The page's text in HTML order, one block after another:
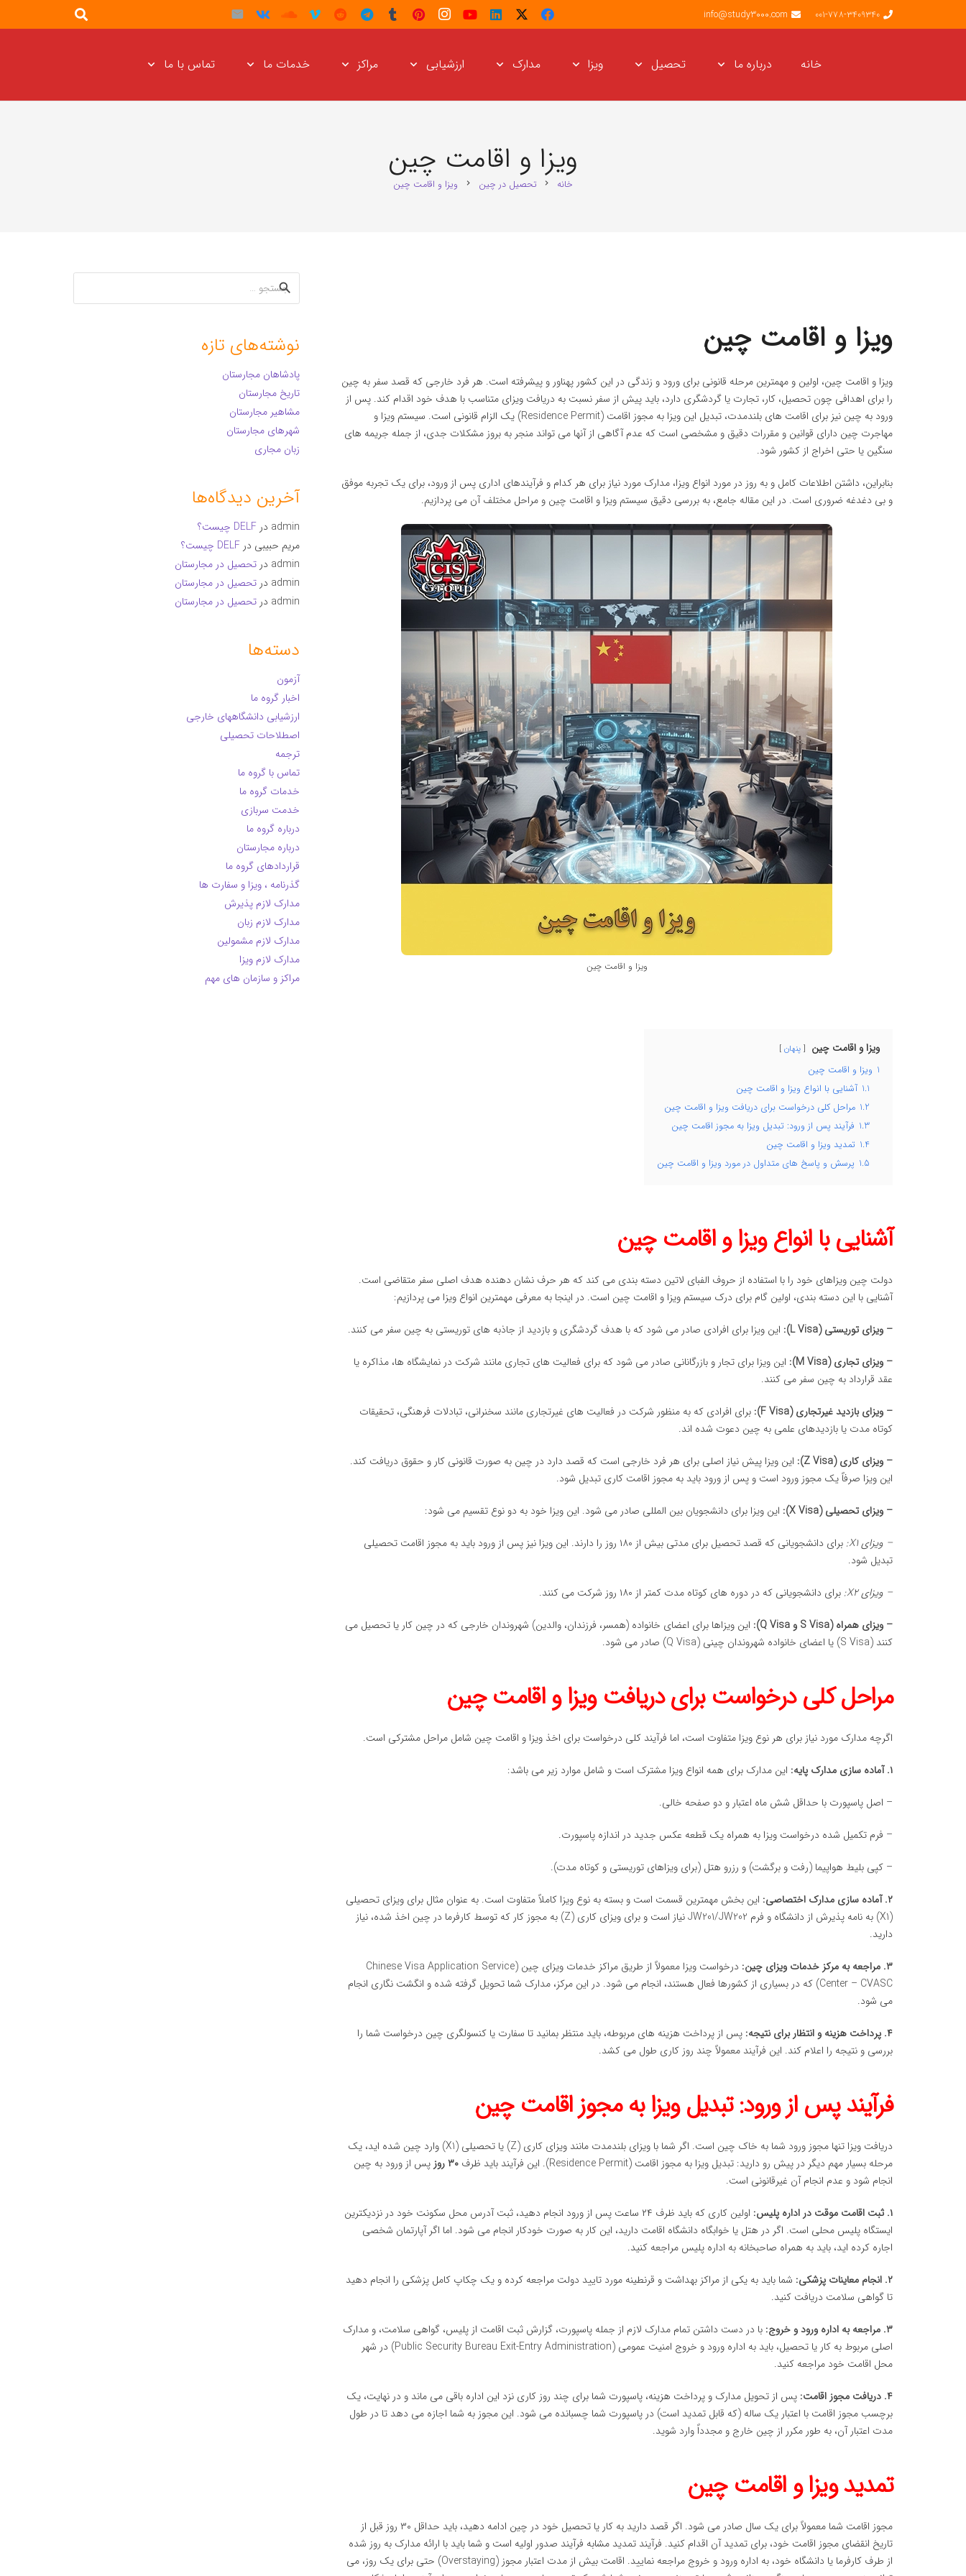
001-778-3409340
info@study3000.com
خانه درباره ما تحصیل ویزا مدارک ارزشیابی مراکز خدمات ما تماس با ما
ویزا و اقامت چین
خانه chevron_right تحصیل در چین chevron_right ویزا و اقامت چین
ویزا و اقامت چین
ویزا و اقامت چین، اولین و مهمترین مرحله قانونی برای ورود و زندگی در این کشور پهناور و پیشرفته است. هر فرد خارجی که قصد سفر به چین
را برای اهدافی چون تحصیل، کار، تجارت یا گردشگری دارد، باید پیش از سفر نسبت به دریافت ویزای متناسب با هدف خود اقدام کند. پس از
ورود به چین نیز برای اقامت های بلندمدت، تبدیل این ویزا به مجوز اقامت (Residence Permit) یک الزام قانونی است. سیستم ویزا و
مهاجرت چین دارای قوانین و مقررات دقیق و مشخصی است که عدم آگاهی از آنها می تواند منجر به بروز مشکلات جدی، از جمله جریمه های
سنگین یا حتی اخراج از کشور شود.
بنابراین، داشتن اطلاعات کامل و به روز در مورد انواع ویزا، مدارک مورد نیاز برای هر کدام و فرآیندهای اداری پس از ورود، برای یک تجربه موفق
و بی دغدغه ضروری است. در این مقاله جامع، به بررسی دقیق سیستم ویزا و اقامت چین و مراحل مختلف آن می پردازیم.
ویزا و اقامت چین
ویزا و اقامت چین پنهان
1 ویزا و اقامت چین
1.1 آشنایی با انواع ویزا و اقامت چین
1.2 مراحل کلی درخواست برای دریافت ویزا و اقامت چین
1.3 فرآیند پس از ورود: تبدیل ویزا به مجوز اقامت چین
1.4 تمدید ویزا و اقامت چین
1.5 پرسش و پاسخ های متداول در مورد ویزا و اقامت چین
آشنایی با انواع ویزا و اقامت چین
دولت چین ویزاهای خود را با استفاده از حروف الفبای لاتین دسته بندی می کند که هر حرف نشان دهنده هدف اصلی سفر متقاضی است.
آشنایی با این دسته بندی، اولین گام برای درک سیستم ویزا و اقامت چین است. در اینجا به معرفی مهمترین انواع ویزا می پردازیم:
– ویزای توریستی (L Visa): این ویزا برای افرادی صادر می شود که با هدف گردشگری و بازدید از جاذبه های توریستی به چین سفر می کنند.
– ویزای تجاری (M Visa):
این ویزا برای تجار و بازرگانانی صادر می شود که برای فعالیت های تجاری مانند شرکت در نمایشگاه ها، مذاکره یا
عقد قرارداد به چین سفر می کنند.
– ویزای بازدید غیرتجاری (F Visa):
برای افرادی که به منظور شرکت در فعالیت های غیرتجاری مانند سخنرانی، تبادلات فرهنگی، تحقیقات
کوتاه مدت یا بازدیدهای علمی به چین دعوت شده اند.
– ویزای کاری (Z Visa):
این ویزا پیش نیاز اصلی برای هر فرد خارجی است که قصد دارد در چین به صورت قانونی کار و حقوق دریافت کند.
این ویزا صرفاً یک مجوز ورود است و پس از ورود باید به مجوز اقامت کاری تبدیل شود.
– ویزای تحصیلی (X Visa): این ویزا برای دانشجویان بین المللی صادر می شود. این ویزا خود به دو نوع تقسیم می شود:
– ویزای X1:
برای دانشجویانی که قصد تحصیل برای مدتی بیش از ۱۸۰ روز را دارند. این ویزا نیز پس از ورود باید به مجوز اقامت تحصیلی
تبدیل شود.
– ویزای X2: برای دانشجویانی که در دوره های کوتاه مدت کمتر از ۱۸۰ روز شرکت می کنند.
– ویزای همراه (S Visa و Q Visa):
این ویزاها برای اعضای خانواده (همسر، فرزندان، والدین) شهروندان خارجی که در چین کار یا تحصیل می
کنند (S Visa) یا اعضای خانواده شهروندان چینی (Q Visa) صادر می شود.
مراحل کلی درخواست برای دریافت ویزا و اقامت چین
اگرچه مدارک مورد نیاز برای هر نوع ویزا متفاوت است، اما فرآیند کلی درخواست برای اخذ ویزا و اقامت چین شامل مراحل مشترکی است.
۱. آماده سازی مدارک پایه: این مدارک برای همه انواع ویزا مشترک است و شامل موارد زیر می باشد:
– اصل پاسپورت با حداقل شش ماه اعتبار و دو صفحه خالی.
– فرم تکمیل شده درخواست ویزا به همراه یک قطعه عکس جدید در اندازه پاسپورت.
– کپی بلیط هواپیما (رفت و برگشت) و رزرو هتل (برای ویزاهای توریستی و کوتاه مدت).
۲. آماده سازی مدارک اختصاصی:
این بخش مهمترین قسمت است و بسته به نوع ویزا کاملاً متفاوت است. به عنوان مثال برای ویزای تحصیلی
(X1) به نامه پذیرش از دانشگاه و فرم JW201/JW202 نیاز است و برای ویزای کاری (Z) به مجوز کار که توسط کارفرما در چین اخذ شده، نیاز
دارید.
۳. مراجعه به مرکز خدمات ویزای چین:
درخواست ویزا معمولاً از طریق مراکز خدمات ویزای چین (Chinese Visa Application Service
Center – CVASC) که در بسیاری از کشورها فعال هستند، انجام می شود. در این مرکز، مدارک شما تحویل گرفته شده و انگشت نگاری انجام
می شود.
۴. پرداخت هزینه و انتظار برای نتیجه:
پس از پرداخت هزینه های مربوطه، باید منتظر بمانید تا سفارت یا کنسولگری چین درخواست شما را
بررسی و نتیجه را اعلام کند. این فرآیند معمولاً چند روز کاری طول می کشد.
فرآیند پس از ورود: تبدیل ویزا به مجوز اقامت چین
دریافت ویزا تنها مجوز ورود شما به خاک چین است. اگر شما با ویزای بلندمدت مانند ویزای کاری (Z) یا تحصیلی (X1) وارد چین شده اید، یک
مرحله بسیار مهم دیگر در پیش رو دارید: تبدیل ویزا به مجوز اقامت (Residence Permit). این فرآیند باید ظرف
۳۰ روز
پس از ورود به چین
انجام شود و عدم انجام آن غیرقانونی است.
۱. ثبت اقامت موقت در اداره پلیس:
اولین کاری که باید ظرف ۲۴ ساعت پس از ورود انجام دهید، ثبت آدرس محل سکونت خود در نزدیکترین
ایستگاه پلیس محلی است. اگر در هتل یا خوابگاه دانشگاه اقامت دارید، این کار به صورت خودکار انجام می شود. اما اگر آپارتمان شخصی
اجاره کرده اید، باید به همراه صاحبخانه به اداره پلیس مراجعه کنید.
۲. انجام معاینات پزشکی:
شما باید به یکی از مراکز بهداشت و قرنطینه مورد تایید دولت مراجعه کرده و یک چکاپ کامل پزشکی را انجام دهید
تا گواهی سلامت دریافت کنید.
۳. مراجعه به اداره ورود و خروج:
با در دست داشتن تمام مدارک لازم از جمله پاسپورت، گزارش ثبت اقامت از پلیس، گواهی سلامت، و مدارک
اصلی مربوط به کار یا تحصیل، باید به اداره ورود و خروج امنیت عمومی (Public Security Bureau Exit-Entry Administration) در شهر
محل اقامت خود مراجعه کنید.
۴. دریافت مجوز اقامت:
پس از تحویل مدارک و پرداخت هزینه، پاسپورت شما برای چند روز کاری نزد این اداره باقی می ماند و در نهایت، یک
برچسب مجوز اقامت با اعتبار یک ساله (که قابل تمدید است) در پاسپورت شما چسبانده می شود. این مجوز به شما اجازه می دهد تا در طول
مدت اعتبار آن، به طور مکرر از چین خارج و مجدداً وارد شوید.
تمدید ویزا و اقامت چین
مجوز اقامت شما معمولاً برای یک سال صادر می شود. اگر قصد دارید به کار یا تحصیل خود در چین ادامه دهید، باید حداقل ۳۰ روز قبل از
تاریخ انقضای مجوز اقامت خود، برای تمدید آن اقدام کنید. فرآیند تمدید مشابه فرآیند صدور اولیه است و شما باید با ارائه مدارک به روز شده
از طرف کارفرما یا دانشگاه خود، به اداره ورود و خروج مراجعه نمایید. اقامت بیش از مدت اعتبار مجوز (Overstaying) حتی برای یک روز، می
جستجو
برای:
نوشته‌های تازه
پادشاهان مجارستان
تاریخ مجارستان
مشاهیر مجارستان
شهرهای مجارستان
زبان مجاری
آخرین دیدگاه‌ها
admin در DELF چیست؟
مریم حبیبی در DELF چیست؟
admin در تحصیل در مجارستان
admin در تحصیل در مجارستان
admin در تحصیل در مجارستان
دسته‌ها
آزمون
اخبار گروه ما
ارزشیابی دانشگاههای خارجی
اصطلاحات تحصیلی
ترجمه
تماس با گروه ما
خدمات گروه ما
خدمت سربازی
درباره گروه ما
درباره مجارستان
قراردادهای گروه ما
گذرنامه ، ویزا و سفارت ها
مدارک لازم پذیرش
مدارک لازم زبان
مدارک لازم مشمولین
مدارک لازم ویزا
مراکز و سازمان های مهم